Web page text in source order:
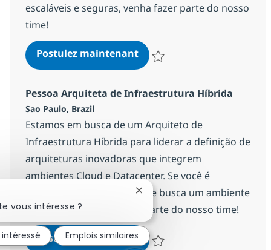
escaláveis e seguras, venha fazer parte do nosso
time!
Postulez maintenantPessoa Arquiteta de
Pessoa Arquiteta de Infraestrutura Híbrida
Localisation
Sao Paulo, Brazil
Estamos em busca de um Arquiteto de
Infraestrutura Híbrida para liderar a definição de
arquiteturas inovadoras que integrem
ambientes Cloud e Datacenter. Se você é
apaixonado por tecnologia e busca um ambiente
colaborativo, venha fazer parte do nosso time!
Postulez maintenantPessoa Arquiteta de
vous intéresse ?
Fermer la notification du
Emplois similaires